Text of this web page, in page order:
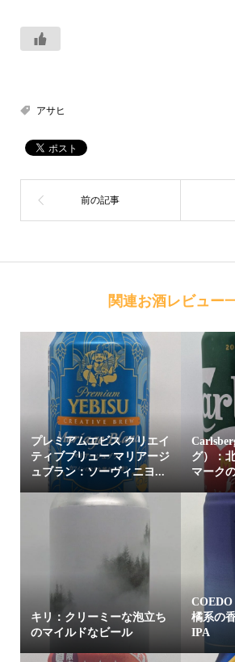
アサヒ
関連お酒レビュー
プレミアムエビス クリエイ
ティブブリュー マリアージ
ュブラン：ソーヴィニヨ...
グ）：
マーク
キリ：クリーミーな泡立ち
のマイルドなビール
橘系の
IPA